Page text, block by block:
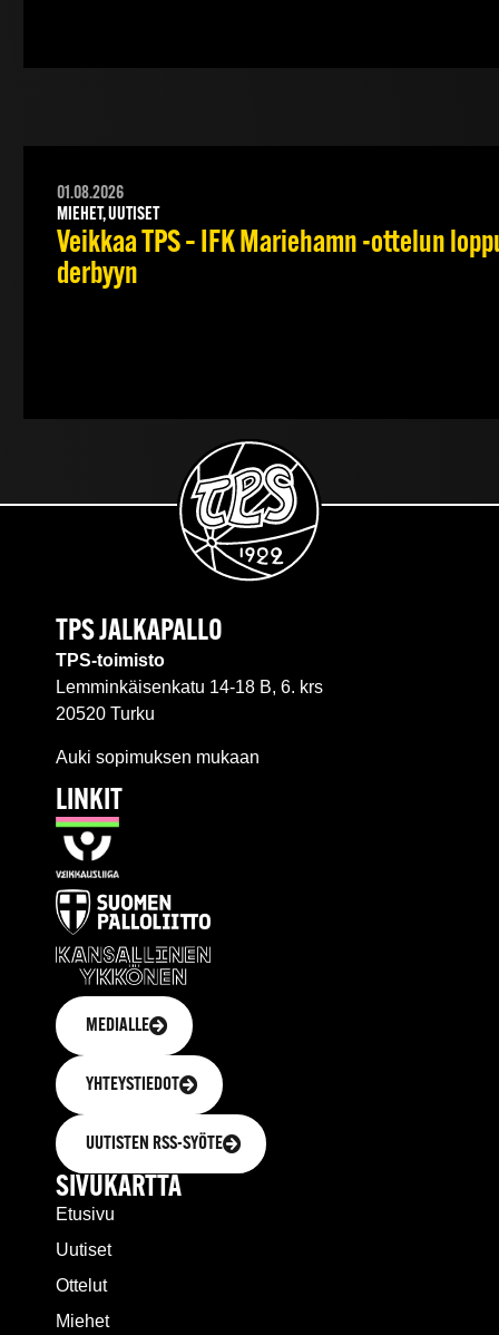
01.08.2026
MIEHET, UUTISET
Veikkaa TPS – IFK Mariehamn -ottelun
derbyyn
TPS JALKAPALLO
TPS-toimisto
Lemminkäisenkatu 14-18 B, 6. krs
20520 Turku
Auki sopimuksen mukaan
LINKIT
MEDIALLE
YHTEYSTIEDOT
UUTISTEN RSS-SYÖTE
SIVUKARTTA
Etusivu
Uutiset
Ottelut
Miehet